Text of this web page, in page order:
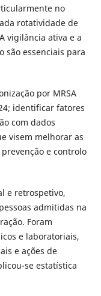
no
rotatividade de
vigilância ativa e a
são essenciais para
por MRSA
identificar fatores
com dados
visem melhorar as
e controlo
e retrospetivo,
admitidas na
Foram
e laboratoriais,
e ações de
se estatística